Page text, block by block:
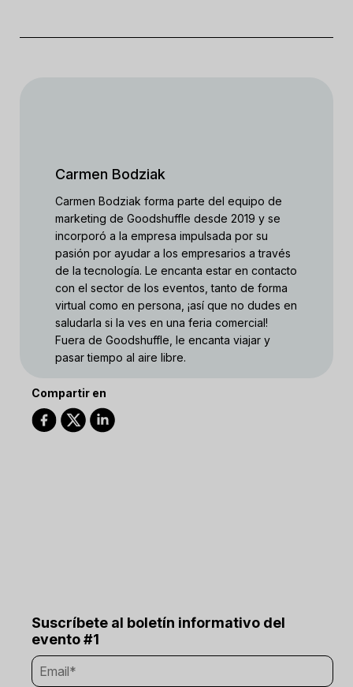
Carmen Bodziak
Carmen Bodziak forma parte del equipo de
marketing de Goodshuffle desde 2019 y se
incorporó a la empresa impulsada por su
pasión por ayudar a los empresarios a través
de la tecnología. Le encanta estar en contacto
con el sector de los eventos, tanto de forma
virtual como en persona, ¡así que no dudes en
saludarla si la ves en una feria comercial!
Fuera de Goodshuffle, le encanta viajar y
pasar tiempo al aire libre.
Compartir en
Suscríbete al boletín informativo del
evento #1